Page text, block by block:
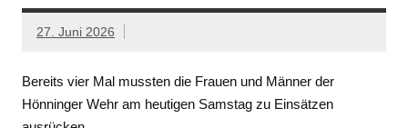
27. Juni 2026
Bereits vier Mal mussten die Frauen und Männer der
Hönninger Wehr am heutigen Samstag zu Einsätzen